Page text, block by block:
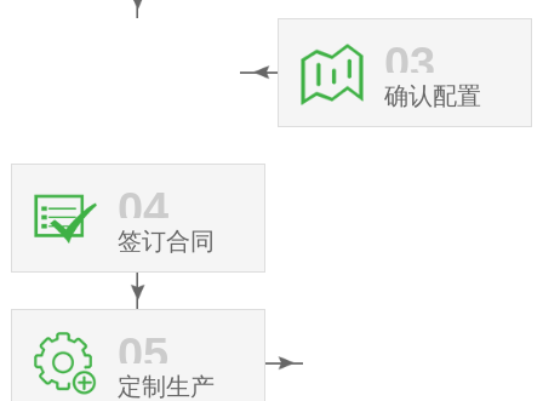
03
确认配置
04
签订合同
05
定制生产